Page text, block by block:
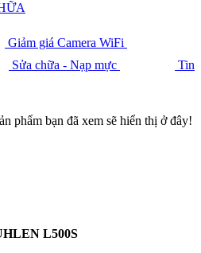
Giảm giá Camera WiFi
Sửa chữa - Nạp mực
Tin
phẩm bạn đã xem sẽ hiển thị ở đây!
L500S